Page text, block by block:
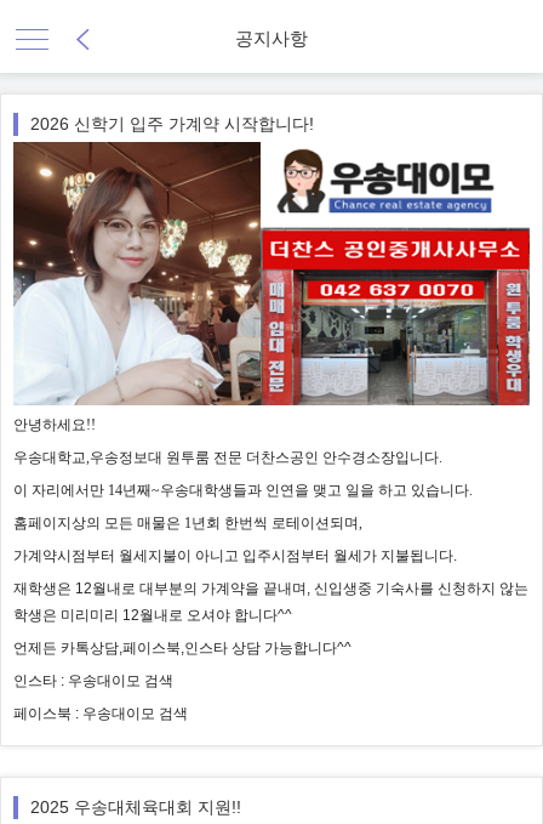
공지사항
2026 신학기 입주 가계약 시작합니다!
안녕하세요!!
우송대학교,우송정보대 원투룸 전문 더찬스공인 안수경소장입니다.
이 자리에서만 14년째~우송대학생들과 인연을 맺고 일을 하고 있습니다.
홈페이지상의 모든 매물은 1년회 한번씩 로테이션되며,
가계약시점부터 월세지불이 아니고 입주시점부터 월세가 지불됩니다.
재학생은 12월내로 대부분의 가계약을 끝내며, 신입생중 기숙사를 신청하지 않는
학생은 미리미리 12월내로 오셔야 합니다^^
언제든 카톡상담,페이스북,인스타 상담 가능합니다^^
인스타 : 우송대이모 검색
페이스북 : 우송대이모 검색
2025 우송대체육대회 지원!!